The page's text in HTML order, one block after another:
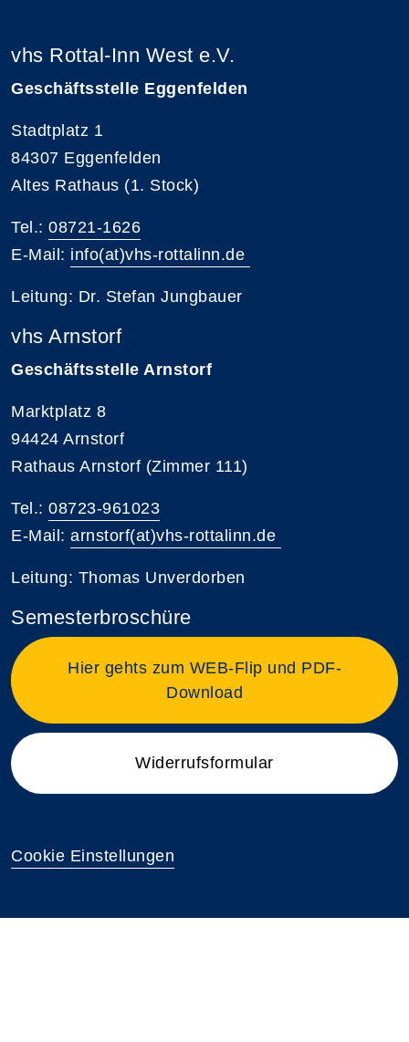
vhs Rottal-Inn West e.V.
Geschäftsstelle Eggenfelden
Stadtplatz 1
84307 Eggenfelden
Altes Rathaus (1. Stock)
Tel.: 08721-1626
E-Mail: info(at)vhs-rottalinn.de
Leitung: Dr. Stefan Jungbauer
vhs Arnstorf
Geschäftsstelle Arnstorf
Marktplatz 8
94424 Arnstorf
Rathaus Arnstorf (Zimmer 111)
Tel.: 08723-961023
E-Mail: arnstorf(at)vhs-rottalinn.de
Leitung: Thomas Unverdorben
Semesterbroschüre
Hier gehts zum WEB-Flip und PDF-
Download
Widerrufsformular
Cookie Einstellungen